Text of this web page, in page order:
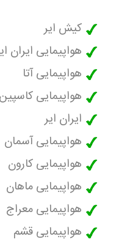
کیش ایر
هواپیمایی ایران
هواپیمایی آتا
هواپیمایی کاسپین
ایران ایر
هواپیمایی آسمان
هواپیمایی کارون
هواپیمایی ماهان
هواپیمایی معراج
هواپیمایی قشم